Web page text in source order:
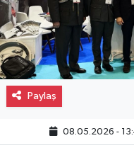
Paylaş
08.05.2026 -
Eğitim